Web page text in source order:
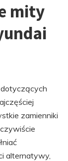
mity
zamienniki
alternatywy,